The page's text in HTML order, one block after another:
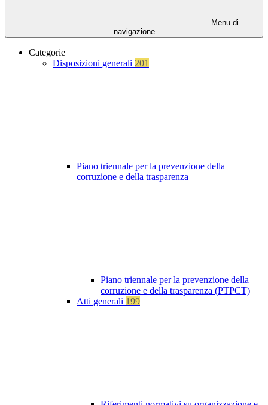
Menu di
navigazione
Categorie
Disposizioni generali 201
Piano triennale per la prevenzione della
corruzione e della trasparenza
Piano triennale per la prevenzione della
corruzione e della trasparenza (PTPCT)
Atti generali 199